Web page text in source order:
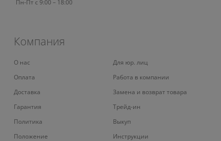
Пн-Пт с 9:00 – 18:00
Компания
О нас
Оплата
Доставка
Гарантия
Политика
Положение
Для юр. лиц
Работа в компании
Замена и возврат товара
Трейд-ин
Выкуп
Инструкции